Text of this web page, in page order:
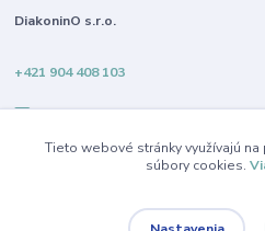
DiakoninO s.r.o.
+421 904 408 103
info@diakonino.sk
Tieto webové stránky využívajú
súbory cookies.